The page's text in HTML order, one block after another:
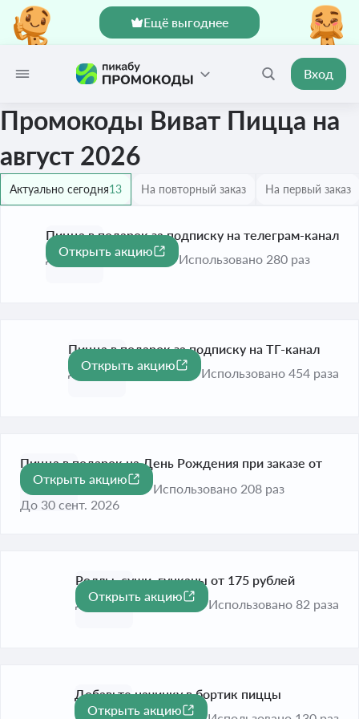
Ещё выгоднее
Вход
Промокоды Виват Пицца на
август 2026
Актуально сегодня13 На повторный заказ На первый заказ
Пицца в подарок за подписку на телеграм-канал
До 30 сент. 2026
Открыть акцию
Использовано 280 раз
Пицца в подарок за подписку на ТГ-канал
До 30 сент. 2026
Открыть акцию
Использовано 454 раза
Пицца в подарок на День Рождения при заказе от
990 рублей
До 30 сент. 2026
Открыть акцию
Использовано 208 раз
Роллы, суши, гунканы от 175 рублей
До 30 сент. 2026
Открыть акцию
Использовано 82 раза
Добавьте начинку в бортик пиццы
Открыть акцию